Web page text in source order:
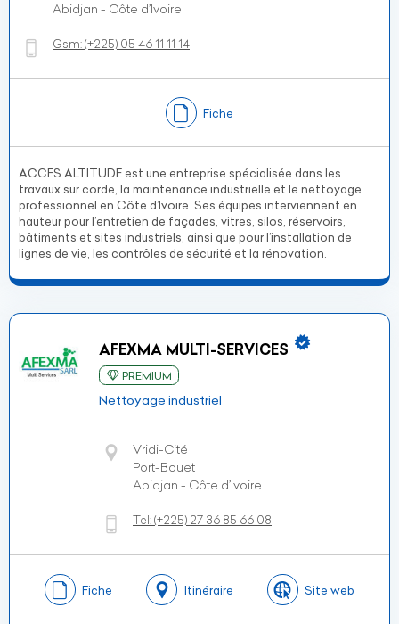
Abidjan - Côte d’Ivoire
Gsm:(+225) 05 46 11 11 14
Fiche
ACCES ALTITUDE est une entreprise spécialisée dans les
travaux sur corde, la maintenance industrielle et le nettoyage
professionnel en Côte d’Ivoire. Ses équipes interviennent en
hauteur pour l’entretien de façades, vitres, silos, réservoirs,
bâtiments et sites industriels, ainsi que pour l’installation de
lignes de vie, les contrôles de sécurité et la rénovation.
AFEXMA MULTI-SERVICES
PREMIUM
Nettoyage industriel
Vridi-Cité
Port-Bouet
Abidjan - Côte d’Ivoire
Tel:(+225) 27 36 85 66 08
Fiche Itinéraire Site web